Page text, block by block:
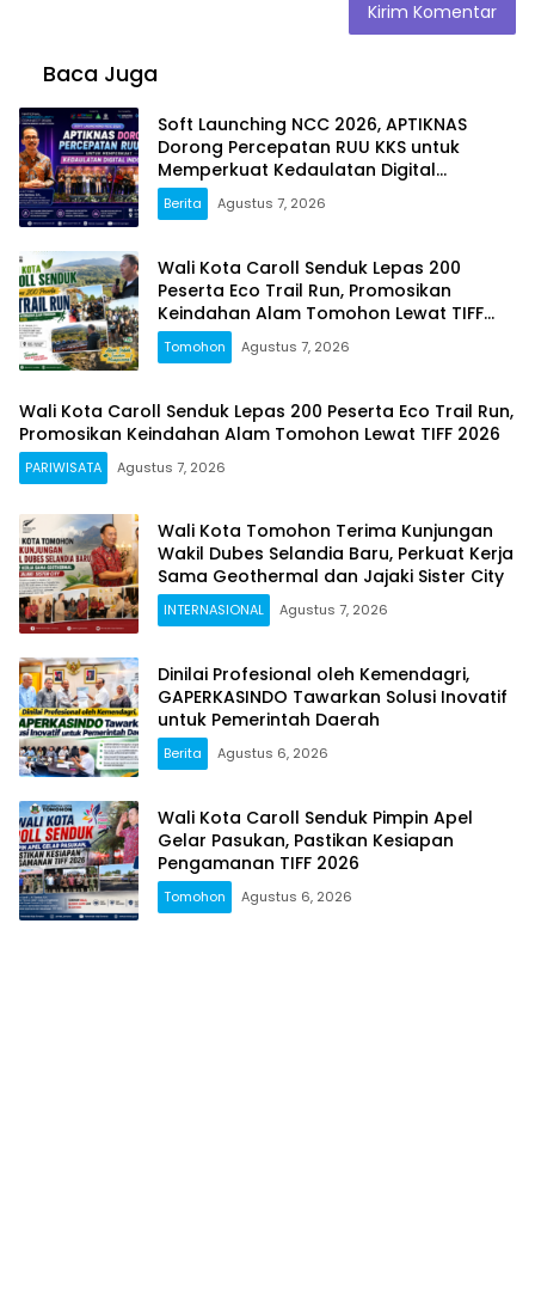
Baca Juga
Soft Launching NCC 2026, APTIKNAS
Dorong Percepatan RUU KKS untuk
Memperkuat Kedaulatan Digital
Indonesia
Berita Agustus 7, 2026
Wali Kota Caroll Senduk Lepas 200
Peserta Eco Trail Run, Promosikan
Keindahan Alam Tomohon Lewat TIFF
2026
Tomohon Agustus 7, 2026
Wali Kota Caroll Senduk Lepas 200 Peserta Eco Trail Run,
Promosikan Keindahan Alam Tomohon Lewat TIFF 2026
PARIWISATA Agustus 7, 2026
Wali Kota Tomohon Terima Kunjungan
Wakil Dubes Selandia Baru, Perkuat Kerja
Sama Geothermal dan Jajaki Sister City
INTERNASIONAL Agustus 7, 2026
Dinilai Profesional oleh Kemendagri,
GAPERKASINDO Tawarkan Solusi Inovatif
untuk Pemerintah Daerah
Berita Agustus 6, 2026
Wali Kota Caroll Senduk Pimpin Apel
Gelar Pasukan, Pastikan Kesiapan
Pengamanan TIFF 2026
Tomohon Agustus 6, 2026